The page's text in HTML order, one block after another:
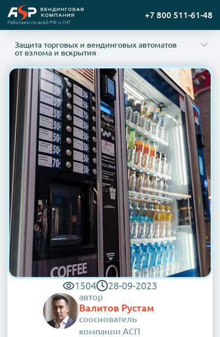
Перейти
на
Работаем по всей РФ и СНГ
+7 800 511-61-48
Защита торговых и вендинговых автоматов
от взлома и вскрытия
Основные риски и способы их минимизации
Какие способы защиты бывают?
Основные риски и способы их минимизации
1504 28-09-2023
автор
Валитов Рустам
сооснователь
компании АСП